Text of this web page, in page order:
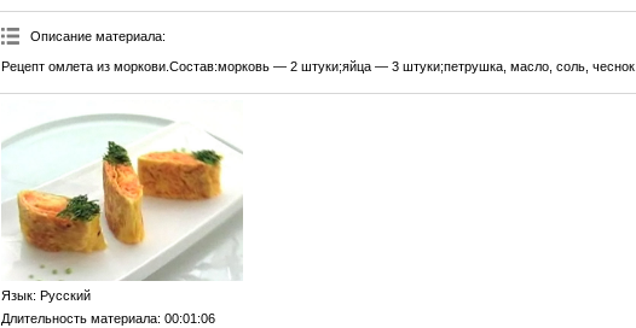
Описание материала:
Рецепт омлета из моркови.Состав:морковь — 2 штуки;яйца — 3 штуки;петрушка, масло, соль, чеснок.
Язык: Русский
Длительность материала: 00:01:06